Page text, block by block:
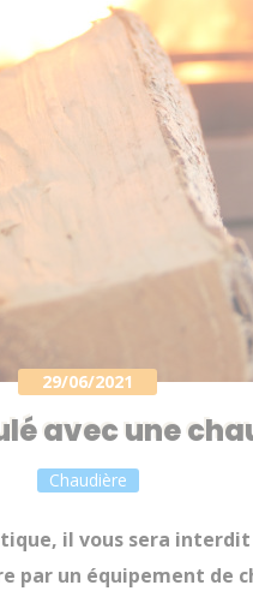
29/06/2021
avec une
Chaudière
il vous sera
par un équipement